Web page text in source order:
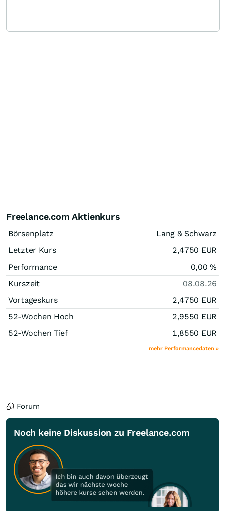
Freelance.com Aktienkurs
Börsenplatz
Lang & Schwarz
Letzter Kurs
2,4750 EUR
Performance
0,00%
Kurszeit
08.08.26
Vortageskurs
2,4750 EUR
52-Wochen Hoch
2,9550 EUR
52-Wochen Tief
1,8550 EUR
mehr Performancedaten »
Forum
Noch keine Diskussion zu Freelance.com